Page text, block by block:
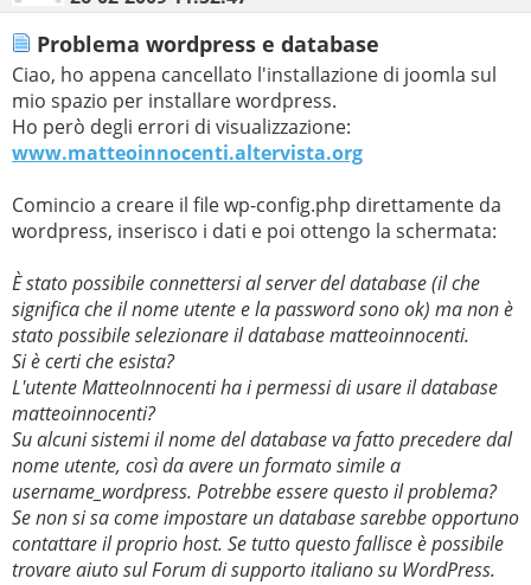
Problema wordpress e database
Ciao, ho appena cancellato l'installazione di joomla sul
mio spazio per installare wordpress.
Ho però degli errori di visualizzazione:
www.matteoinnocenti.altervista.org
Comincio a creare il file wp-config.php direttamente da
wordpress, inserisco i dati e poi ottengo la schermata:
È stato possibile connettersi al server del database (il che
significa che il nome utente e la password sono ok) ma non è
stato possibile selezionare il database matteoinnocenti.
Si è certi che esista?
L'utente MatteoInnocenti ha i permessi di usare il database
matteoinnocenti?
Su alcuni sistemi il nome del database va fatto precedere dal
nome utente, così da avere un formato simile a
username_wordpress. Potrebbe essere questo il problema?
Se non si sa come impostare un database sarebbe opportuno
contattare il proprio host. Se tutto questo fallisce è possibile
trovare aiuto sul Forum di supporto italiano su WordPress.